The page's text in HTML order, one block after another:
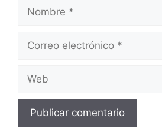
electrónico